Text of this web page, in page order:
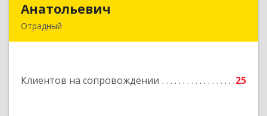
Анатольевич
Отрадный
Клиентов на сопровождении 25
Подробнее